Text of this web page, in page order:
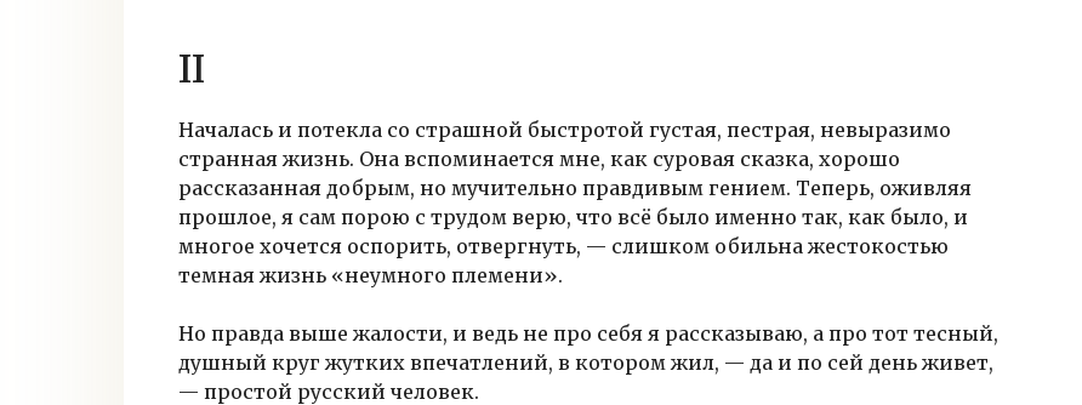
II
Началась и потекла со страшной быстротой густая, пестрая, невыразимо
странная жизнь. Она вспоминается мне, как суровая сказка, хорошо
рассказанная добрым, но мучительно правдивым гением. Теперь, оживляя
прошлое, я сам порою с трудом верю, что всё было именно так, как было, и
многое хочется оспорить, отвергнуть, — слишком обильна жестокостью
темная жизнь «неумного племени».
Но правда выше жалости, и ведь не про себя я рассказываю, а про тот тесный,
душный круг жутких впечатлений, в котором жил, — да и по сей день живет,
— простой русский человек.